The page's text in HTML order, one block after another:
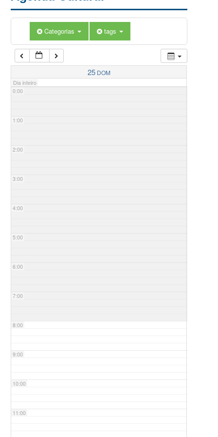
Categorias tags
25 DOM
Dia inteiro
0:00
1:00
2:00
3:00
4:00
5:00
6:00
7:00
8:00
9:00
10:00
11:00